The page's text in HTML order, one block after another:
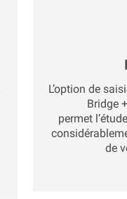
L’option de
Bridge
permet
de